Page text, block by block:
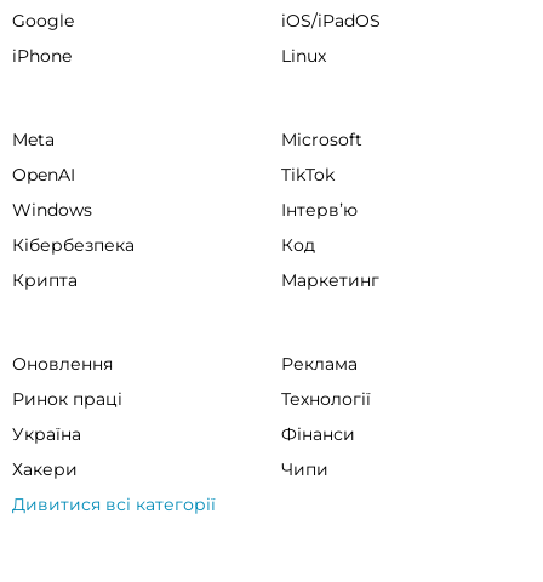
Google
iOS/iPadOS
iPhone
Linux
Meta
Microsoft
OpenAI
TikTok
Windows
Інтервʼю
Кібербезпека
Код
Крипта
Маркетинг
Оновлення
Реклама
Ринок праці
Технології
Україна
Фінанси
Хакери
Чипи
Дивитися всі категорії